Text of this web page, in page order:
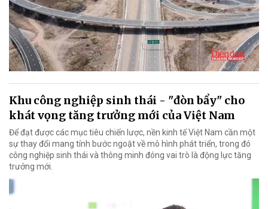
Khu công nghiệp sinh thái - "đòn bẩy" cho
khát vọng tăng trưởng mới của Việt Nam
Để đạt được các mục tiêu chiến lược, nền kinh tế Việt Nam cần một
sự thay đổi mang tính bước ngoặt về mô hình phát triển, trong đó
công nghiệp sinh thái và thông minh đóng vai trò là động lực tăng
trưởng mới.